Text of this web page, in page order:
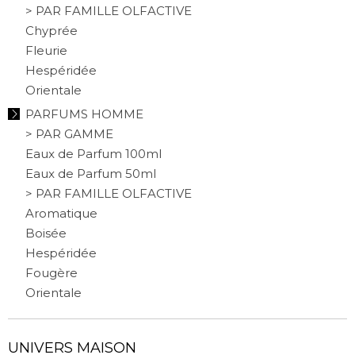
> PAR FAMILLE OLFACTIVE
Chyprée
Fleurie
Hespéridée
Orientale
PARFUMS HOMME
> PAR GAMME
Eaux de Parfum 100ml
Eaux de Parfum 50ml
> PAR FAMILLE OLFACTIVE
Aromatique
Boisée
Hespéridée
Fougère
Orientale
UNIVERS MAISON